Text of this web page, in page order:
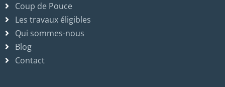
Coup de Pouce
Les travaux éligibles
Qui sommes-nous
Blog
Contact